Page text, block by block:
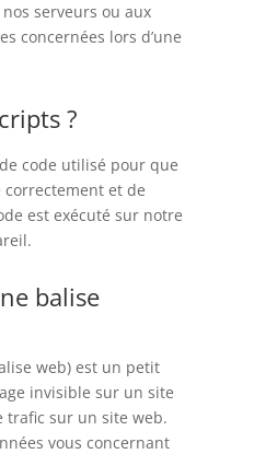
serveurs ou aux
concernées lors d’une
?
code utilisé pour que
et de
est exécuté sur notre
balise
web) est un petit
invisible sur un site
sur un site web.
vous concernant